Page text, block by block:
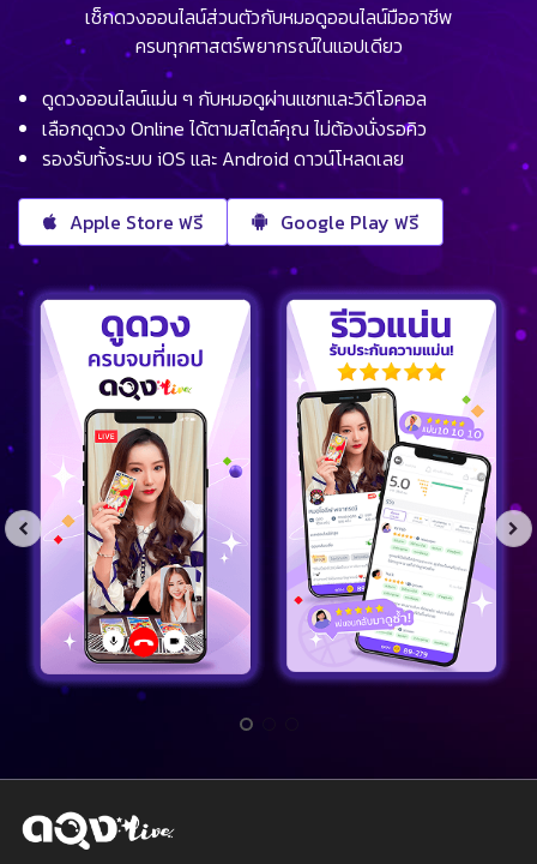
เช็กดวงออนไลน์ส่วนตัวกับหมอดูออนไลน์มืออาชีพ
ครบทุกศาสตร์พยากรณ์ในแอปเดียว
ดูดวงออนไลน์แม่น ๆ กับหมอดูผ่านแชทและวิดีโอคอล
เลือกดูดวง Online ได้ตามสไตล์คุณ ไม่ต้องนั่งรอคิว
รองรับทั้งระบบ iOS และ Android ดาวน์โหลดเลย
Apple Store ฟรี Google Play ฟรี